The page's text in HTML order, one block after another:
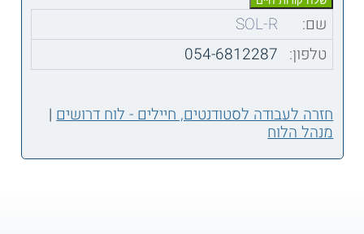
שם:
SOL-R
טלפון: 054-6812287
חזרה לעבודה לסטודנטים, חיילים - לוח דרושים|
מנהל הלוח